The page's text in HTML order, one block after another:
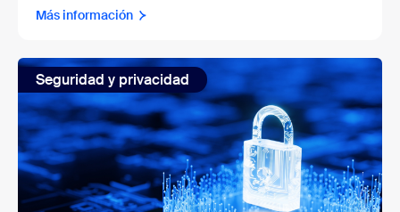
Más información
Seguridad y privacidad